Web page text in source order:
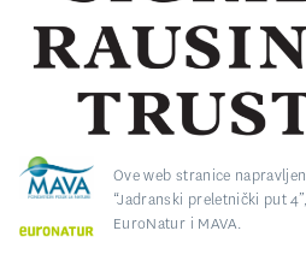
Ove web stranice
“Jadranski preletnički put
EuroNatur i MAVA.